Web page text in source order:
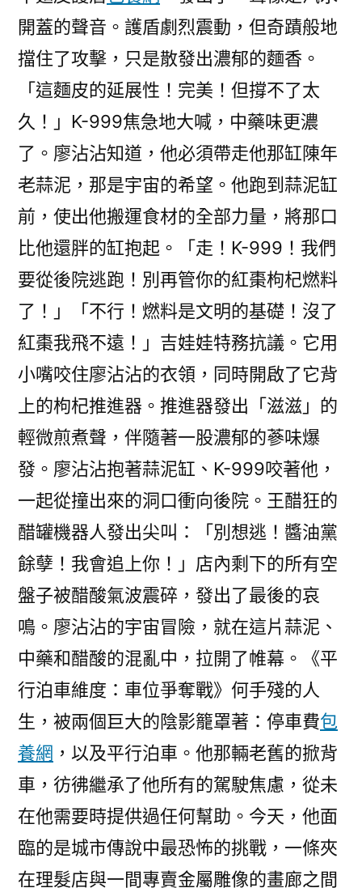
開蓋的聲音。護盾劇烈震動，但奇蹟般地
擋住了攻擊，只是散發出濃郁的麵香。
「這麵皮的延展性！完美！但撐不了太
久！」K-999焦急地大喊，中藥味更濃
了。廖沾沾知道，他必須帶走他那缸陳年
老蒜泥，那是宇宙的希望。他跑到蒜泥缸
前，使出他搬運食材的全部力量，將那口
比他還胖的缸抱起。「走！K-999！我們
要從後院逃跑！別再管你的紅棗枸杞燃料
了！」「不行！燃料是文明的基礎！沒了
紅棗我飛不遠！」吉娃娃特務抗議。它用
小嘴咬住廖沾沾的衣領，同時開啟了它背
上的枸杞推進器。推進器發出「滋滋」的
輕微煎煮聲，伴隨著一股濃郁的蔘味爆
發。廖沾沾抱著蒜泥缸、K-999咬著他，
一起從撞出來的洞口衝向後院。王醋狂的
醋罐機器人發出尖叫：「別想逃！醬油黨
餘孽！我會追上你！」店內剩下的所有空
盤子被醋酸氣波震碎，發出了最後的哀
鳴。廖沾沾的宇宙冒險，就在這片蒜泥、
中藥和醋酸的混亂中，拉開了帷幕。《平
行泊車維度：車位爭奪戰》何手殘的人
生，被兩個巨大的陰影籠罩著：停車費包
養網 ，以及平行泊車。他那輛老舊的掀背
車，彷彿繼承了他所有的駕駛焦慮，從未
在他需要時提供過任何幫助。今天，他面
臨的是城市傳說中最恐怖的挑戰，一條夾
在理髮店與一間專賣金屬雕像的畫廊之間